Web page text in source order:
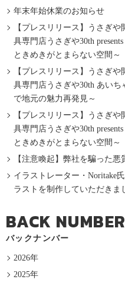
年末年始休業のお知らせ
【プレスリリース】うさぎ
具専門店うさぎや30th
ときめきがとまらない空間～
【プレスリリース】うさぎ
具専門店うさぎや30th あい
で地元の魅力再発見～
【プレスリリース】うさぎ
具専門店うさぎや30th
ときめきがとまらない空間～
【注意喚起】弊社を騙った
イラストレーター・Noritake
ラストを制作していただきま
BACK NUMBER
バックナンバー
2026年
2025年